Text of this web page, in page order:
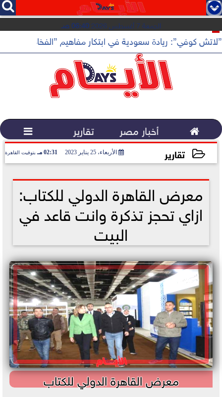
   
الجمعة 7 أغسطس 2026 06:40 صـ
”لاتش كوفي”: ريادة سعودية في ابتكار مفاهيم ”الفخامة
 أخبار مصر تقارير 
تقارير الأربعاء، 25 يناير 2023 02:31 مـ بتوقيت القاهرة
معرض القاهرة الدولي للكتاب:
ازاي تحجز تذكرة وانت قاعد في
البيت
معرض القاهرة الدولي للكتاب